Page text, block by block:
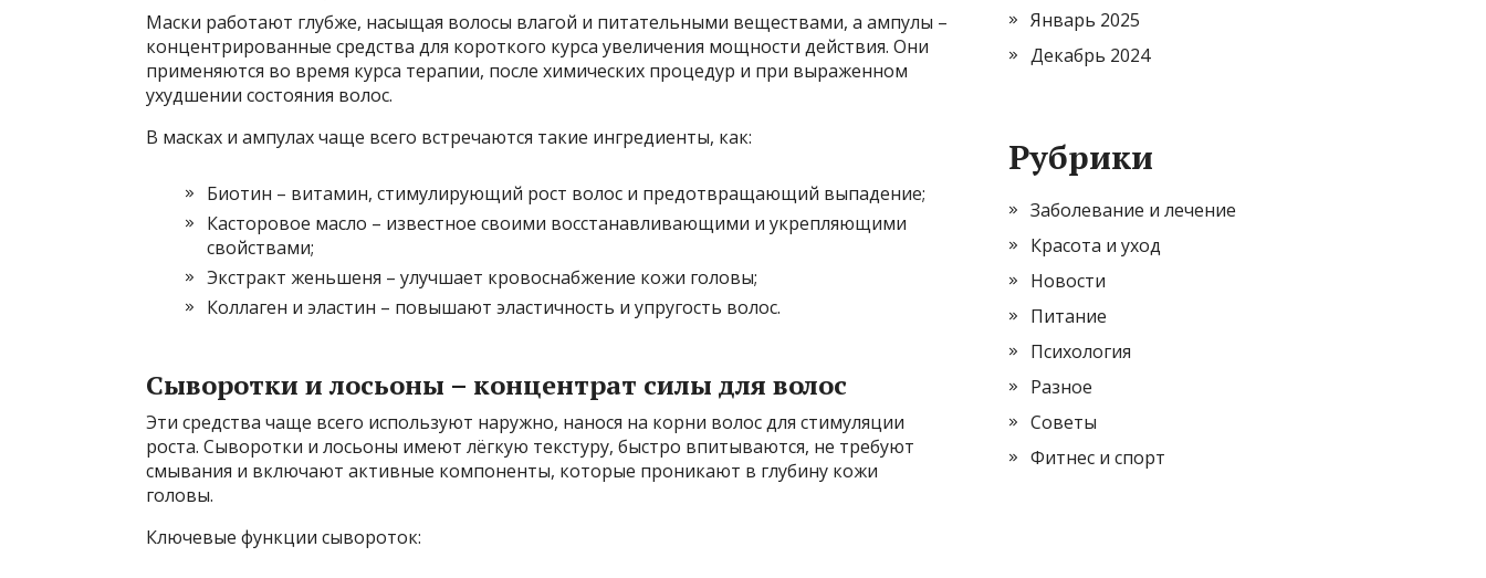
Маски работают глубже, насыщая волосы влагой и питательными веществами, а ампулы –
концентрированные средства для короткого курса увеличения мощности действия. Они
применяются во время курса терапии, после химических процедур и при выраженном
ухудшении состояния волос.
В масках и ампулах чаще всего встречаются такие ингредиенты, как:
Биотин – витамин, стимулирующий рост волос и предотвращающий выпадение;
Касторовое масло – известное своими восстанавливающими и укрепляющими
свойствами;
Экстракт женьшеня – улучшает кровоснабжение кожи головы;
Коллаген и эластин – повышают эластичность и упругость волос.
Сыворотки и лосьоны – концентрат силы для волос
Эти средства чаще всего используют наружно, нанося на корни волос для стимуляции
роста. Сыворотки и лосьоны имеют лёгкую текстуру, быстро впитываются, не требуют
смывания и включают активные компоненты, которые проникают в глубину кожи
головы.
Ключевые функции сывороток:
Январь 2025
Декабрь 2024
Рубрики
Заболевание и лечение
Красота и уход
Новости
Питание
Психология
Разное
Советы
Фитнес и спорт